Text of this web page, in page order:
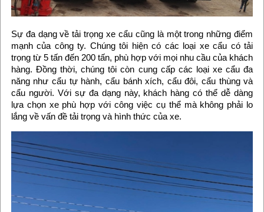
Sự đa dạng về tải trọng xe cẩu cũng là một trong những điểm
mạnh của công ty. Chúng tôi hiện có các loại xe cẩu có tải
trọng từ 5 tấn đến 200 tấn, phù hợp với mọi nhu cầu của khách
hàng. Đồng thời, chúng tôi còn cung cấp các loại xe cẩu đa
năng như cẩu tự hành, cẩu bánh xích, cẩu đôi, cẩu thùng và
cẩu người. Với sự đa dạng này, khách hàng có thể dễ dàng
lựa chọn xe phù hợp với công việc cụ thể mà không phải lo
lắng về vấn đề tải trọng và hình thức của xe.